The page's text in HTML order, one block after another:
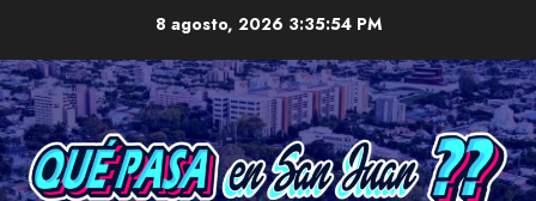
content
8 agosto, 2026 3:35:55 PM